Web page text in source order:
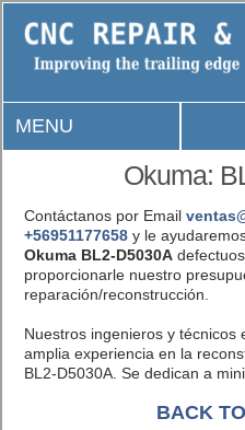
MENU
Okuma:
Contáctanos por Email
+56951177658y le
Okuma BL2-D5030A
proporcionarle nuestro
reparación/reconstrucción.
Nuestros ingenieros y técnicos
amplia experiencia en la
BL2-D5030A. Se dedican a
BACK